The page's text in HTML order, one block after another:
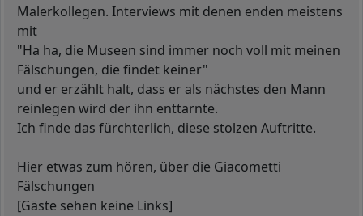
Malerkollegen. Interviews mit denen enden meistens
mit
"Ha ha, die Museen sind immer noch voll mit meinen
Fälschungen, die findet keiner"
und er erzählt halt, dass er als nächstes den Mann
reinlegen wird der ihn enttarnte.
Ich finde das fürchterlich, diese stolzen Auftritte.
Hier etwas zum hören, über die Giacometti
Fälschungen
[Gäste sehen keine Links]